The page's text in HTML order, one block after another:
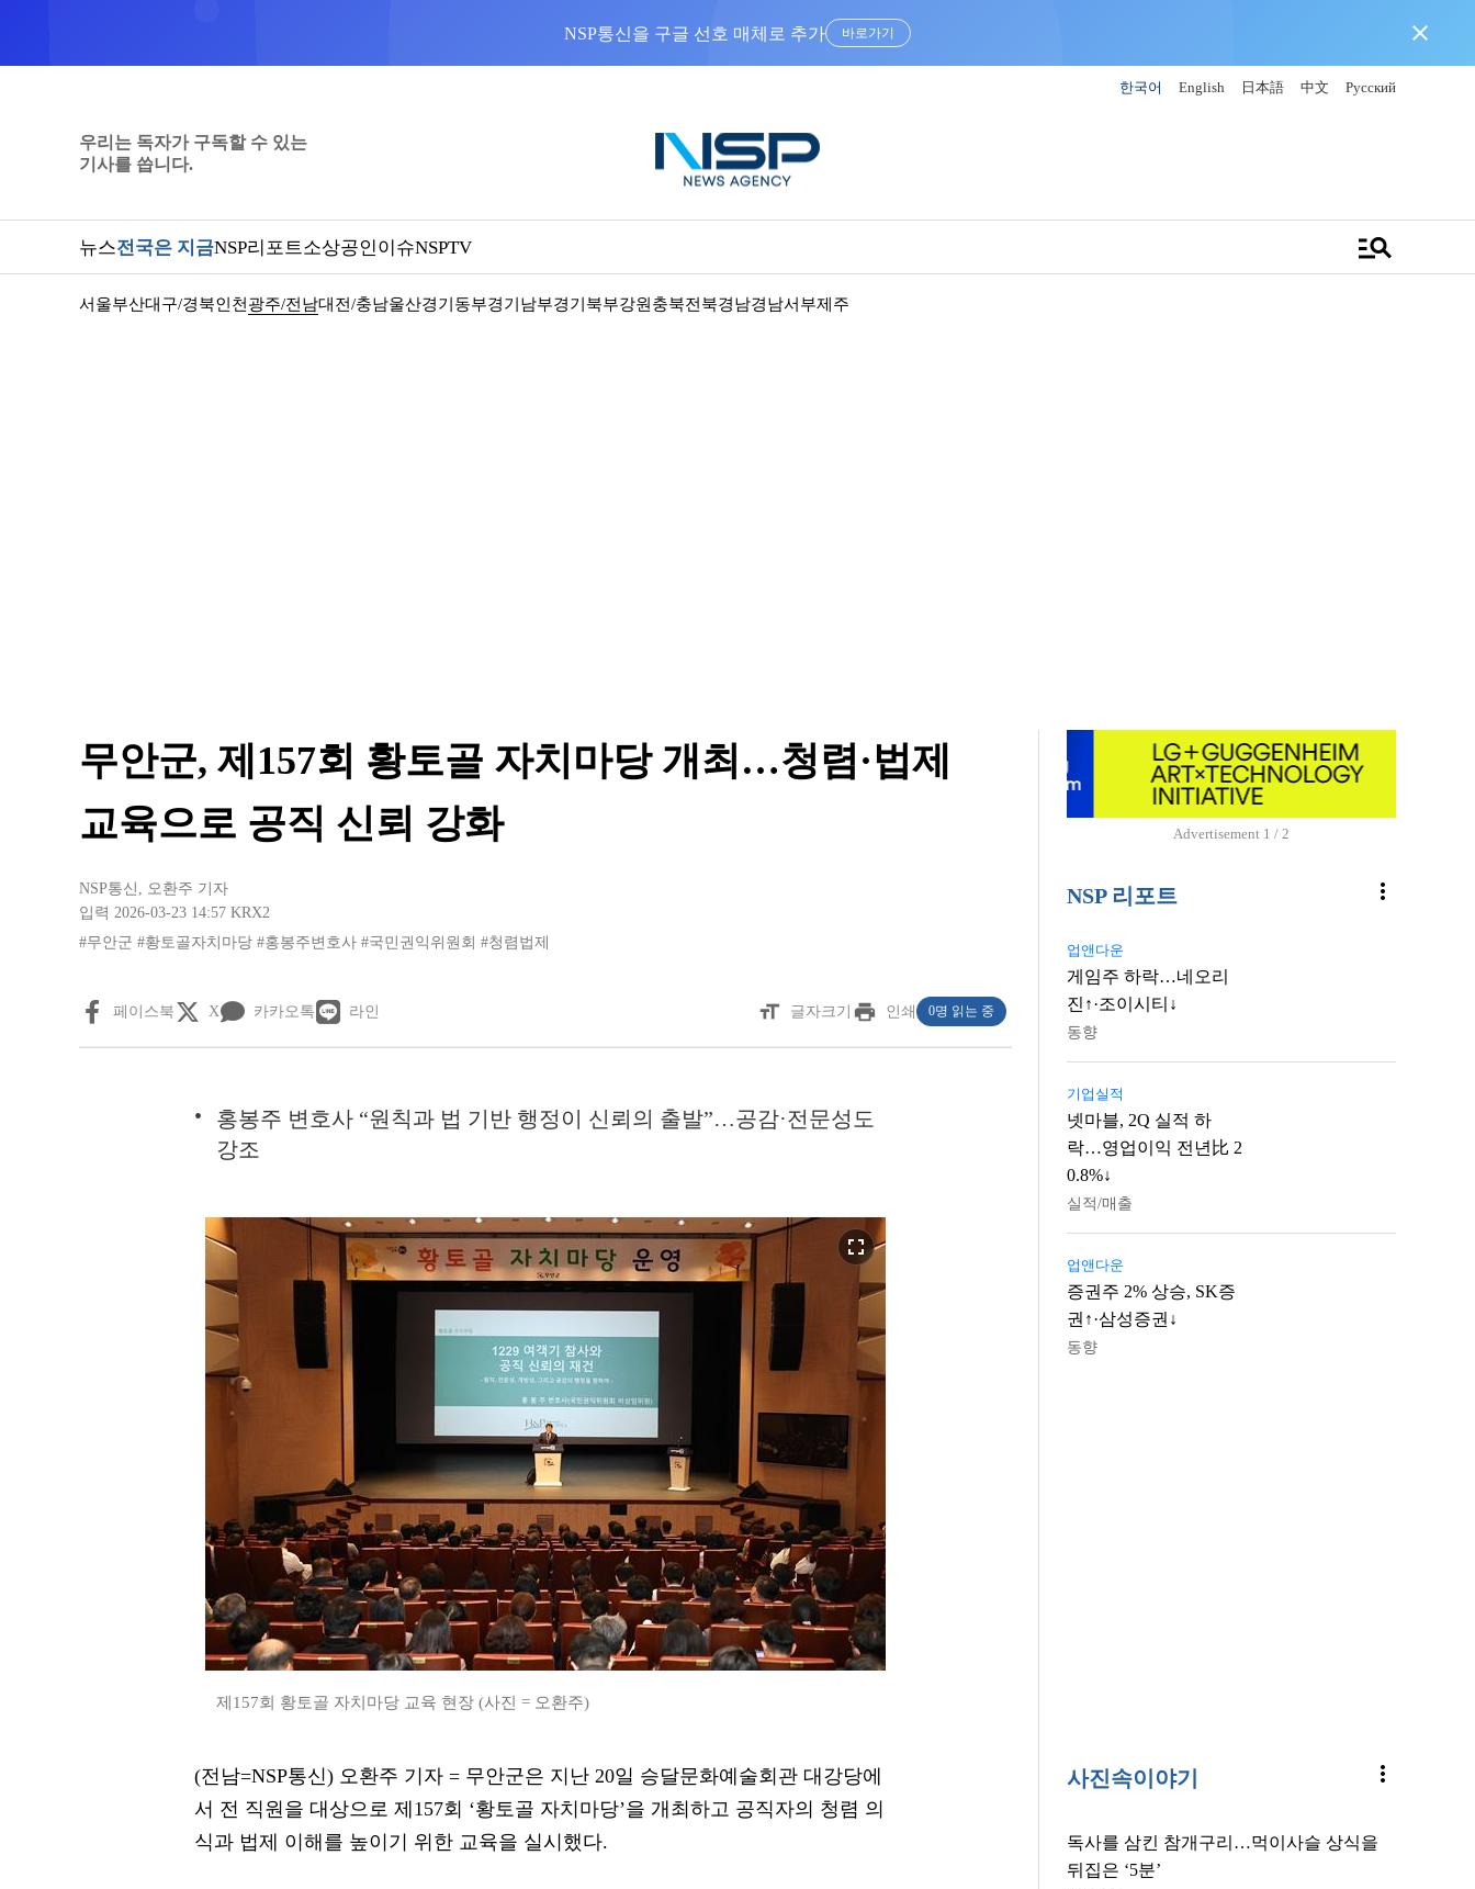
NSP통신을 구글 선호 매체로 추가 바로가기 close
한국어 English 日本語 中文 Русский
우리는 독자가 구독할 수 있는
기사를 씁니다.
뉴스전국은 지금NSP리포트소상공인이슈NSPTV manage_search
서울부산대구/경북인천 광주/전남대전/충남울산경기동부경기남부경기북부강원 충북전북경남경남서부제주
무안군, 제157회 황토골 자치마당 개최…청렴·법제
교육으로 공직 신뢰 강화
NSP통신 , 오환주 기자
입력 2026-03-23 14:57 KRX2
#무안군 #황토골자치마당 #홍봉주변호사 #국민권익위원회 #청렴법제
페이스북 X 카카오톡 라인 format_size 글자크기 print 인쇄 0명 읽는 중
홍봉주 변호사 “원칙과 법 기반 행정이 신뢰의 출발”…공감·전문성도
강조
fullscreen
제157회 황토골 자치마당 교육 현장 (사진 = 오환주)
(전남=NSP통신) 오환주 기자 = 무안군은 지난 20일 승달문화예술회관 대강당에
서 전 직원을 대상으로 제157회 ‘황토골 자치마당’을 개최하고 공직자의 청렴 의
식과 법제 이해를 높이기 위한 교육을 실시했다.
Advertisement 1 / 2
NSP 리포트 more_vert
업앤다운
게임주 하락…네오리
진↑·조이시티↓
동향
기업실적
넷마블, 2Q 실적 하
락…영업이익 전년比 2
0.8%↓
실적/매출
업앤다운
증권주 2% 상승, SK증
권↑·삼성증권↓
동향
사진속이야기 more_vert
독사를 삼킨 참개구리…먹이사슬 상식을
뒤집은 ‘5분’